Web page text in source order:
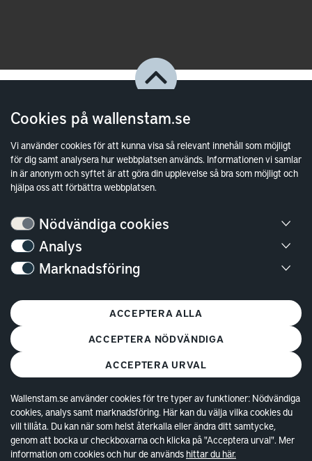
Cookies på wallenstam.se
Vi använder cookies för att kunna visa så relevant innehåll som möjligt
för dig samt analysera hur webbplatsen används. Informationen vi samlar
in är anonym och syftet är att göra din upplevelse så bra som möjligt och
hjälpa oss att förbättra webbplatsen.
Nödvändiga cookies
Analys
Marknadsföring
ACCEPTERA ALLA
ACCEPTERA NÖDVÄNDIGA
ACCEPTERA URVAL
Wallenstam.se använder cookies för tre typer av funktioner: Nödvändiga
cookies, analys samt marknadsföring. Här kan du välja vilka cookies du
vill tillåta. Du kan när som helst återkalla eller ändra ditt samtycke,
genom att bocka ur checkboxarna och klicka på "Acceptera urval". Mer
information om cookies och hur de används hittar du här.
Bostäder
Bostadskö
Vanliga frågor
Parkering och förråd
Kundservice
Lokaler
Lediga lokaler
Kund hos Wallenstam